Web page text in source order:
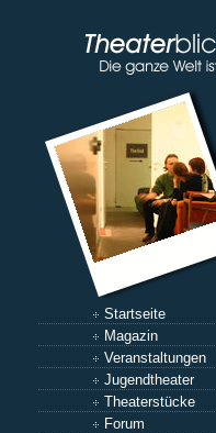
Startseite
Magazin
Veranstaltungen
Jugendtheater
Theaterstücke
Forum